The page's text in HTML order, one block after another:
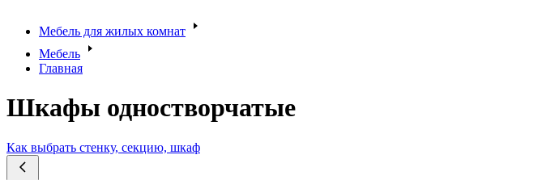
Мебель для жилых комнат
Мебель
Главная
Шкафы одностворчатые
Как выбрать стенку, секцию, шкаф